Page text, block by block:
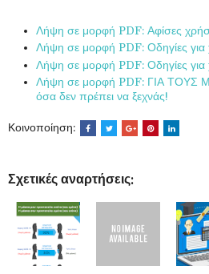
Λήψη σε μορφή PDF: Αφίσες
Λήψη σε μορφή PDF: Οδηγίες
Λήψη σε μορφή PDF: Οδηγίες
Λήψη σε μορφή PDF: ΓΙΑ ΤΟΥΣ
όσα δεν πρέπει να ξεχνάς!
Κοινοποίηση:
Σχετικές αναρτήσεις: